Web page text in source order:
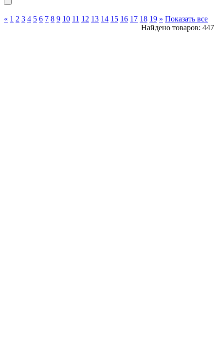
« 1 2 3 4 5 6 7 8 9 10 11 12 13 14 15 16 17 18 19 » Показать все
Найдено товаров: 447